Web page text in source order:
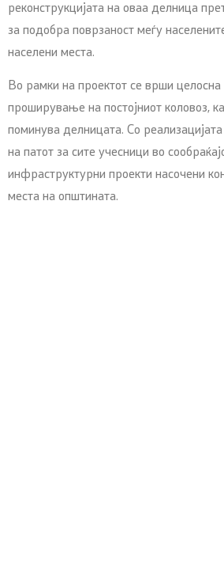
реконструкцијата на оваа делница
за подобра поврзаност меѓу
населени места.
Во рамки на проектот се врши
проширување на постојниот коловоз,
поминува делницата. Со
на патот за сите учесници во
инфраструктурни проекти насочени
места на општината.